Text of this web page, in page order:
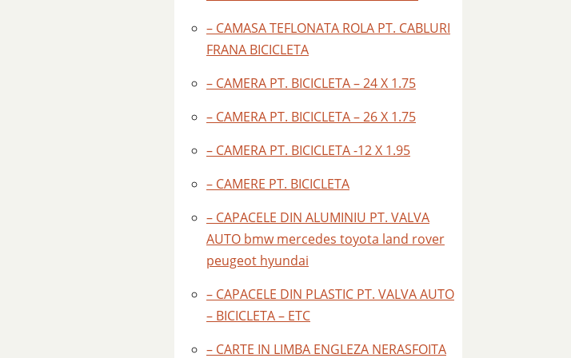
– CAMASA TEFLONATA ROLA PT. CABLURI
FRANA BICICLETA
– CAMERA PT. BICICLETA – 24 X 1.75
– CAMERA PT. BICICLETA – 26 X 1.75
– CAMERA PT. BICICLETA -12 X 1.95
– CAMERE PT. BICICLETA
– CAPACELE DIN ALUMINIU PT. VALVA
AUTO bmw mercedes toyota land rover
peugeot hyundai
– CAPACELE DIN PLASTIC PT. VALVA AUTO
– BICICLETA – ETC
– CARTE IN LIMBA ENGLEZA NERASFOITA